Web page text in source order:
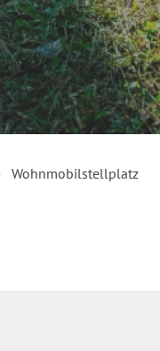
Wohnmobilstellplatz